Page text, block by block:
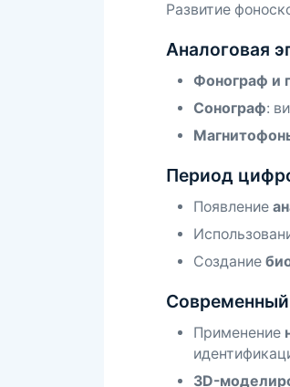
Развитие
Аналоговая
Фонограф и
Сонограф:
Период
Появление
Создание
Применение
3D-